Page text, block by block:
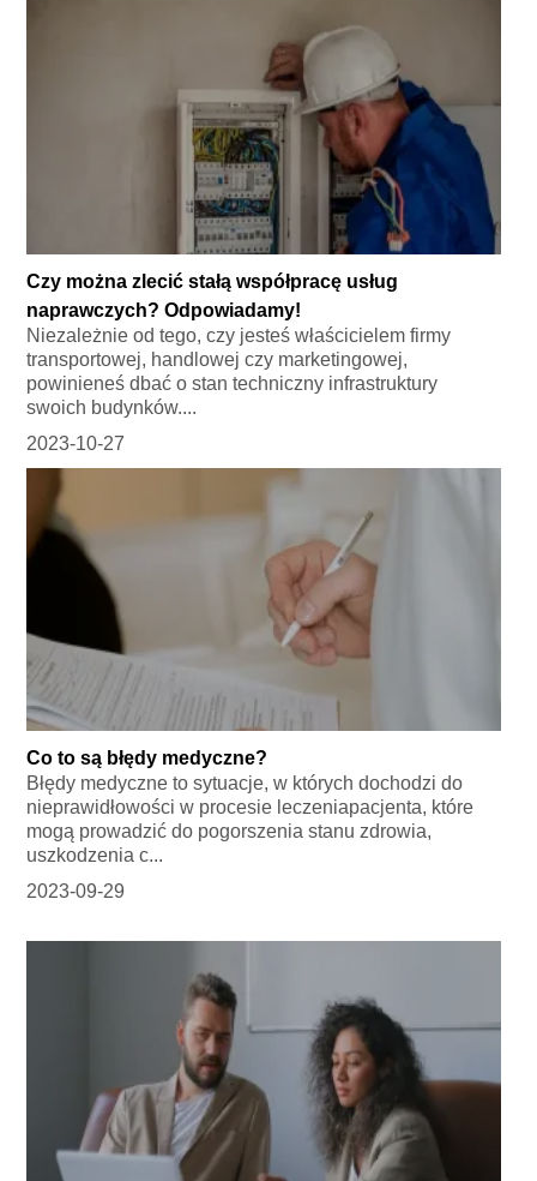
Czy można zlecić stałą współpracę usług
naprawczych? Odpowiadamy!
Niezależnie od tego, czy jesteś właścicielem firmy
transportowej, handlowej czy marketingowej,
powinieneś dbać o stan techniczny infrastruktury
swoich budynków....
2023-10-27
Co to są błędy medyczne?
Błędy medyczne to sytuacje, w których dochodzi do
nieprawidłowości w procesie leczeniapacjenta, które
mogą prowadzić do pogorszenia stanu zdrowia,
uszkodzenia c...
2023-09-29